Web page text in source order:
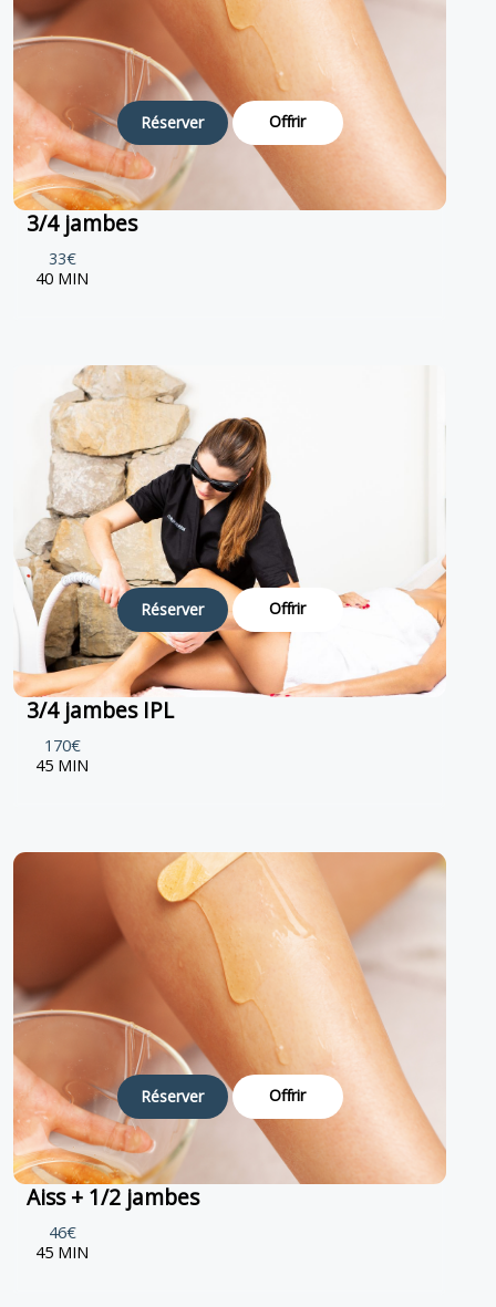
Réserver Offrir
3/4 jambes
33€
40 MIN
Réserver Offrir
3/4 jambes IPL
170€
45 MIN
Réserver Offrir
Aiss + 1/2 jambes
46€
45 MIN